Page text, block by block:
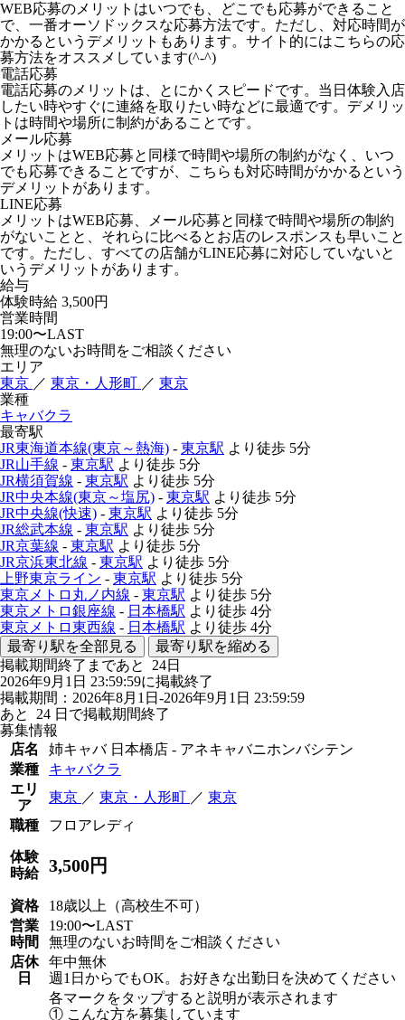
WEB応募のメリットはいつでも、どこでも応募ができること
で、一番オーソドックスな応募方法です。ただし、対応時間が
かかるというデメリットもあります。サイト的にはこちらの応
募方法をオススメしています(^-^)
電話応募
電話応募のメリットは、とにかくスピードです。当日体験入店
したい時やすぐに連絡を取りたい時などに最適です。デメリッ
トは時間や場所に制約があることです。
メール応募
メリットはWEB応募と同様で時間や場所の制約がなく、いつ
でも応募できることですが、こちらも対応時間がかかるという
デメリットがあります。
LINE応募
メリットはWEB応募、メール応募と同様で時間や場所の制約
がないことと、それらに比べるとお店のレスポンスも早いこと
です。ただし、すべての店舗がLINE応募に対応していないと
いうデメリットがあります。
給与
体験時給 3,500円
営業時間
19:00〜LAST
無理のないお時間をご相談ください
エリア
東京 ／ 東京・人形町 ／ 東京
業種
キャバクラ
最寄駅
JR東海道本線(東京～熱海) - 東京駅 より徒歩 5分
JR山手線 - 東京駅 より徒歩 5分
JR横須賀線 - 東京駅 より徒歩 5分
JR中央本線(東京～塩尻) - 東京駅 より徒歩 5分
JR中央線(快速) - 東京駅 より徒歩 5分
JR総武本線 - 東京駅 より徒歩 5分
JR京葉線 - 東京駅 より徒歩 5分
JR京浜東北線 - 東京駅 より徒歩 5分
上野東京ライン - 東京駅 より徒歩 5分
東京メトロ丸ノ内線 - 東京駅 より徒歩 5分
東京メトロ銀座線 - 日本橋駅 より徒歩 4分
東京メトロ東西線 - 日本橋駅 より徒歩 4分
最寄り駅を全部見る
最寄り駅を縮める
掲載期間終了まであと 24日
2026年9月1日 23:59:59に掲載終了
掲載期間：2026年8月1日-2026年9月1日 23:59:59
あと 24 日で掲載期間終了
募集情報
店名
姉キャバ 日本橋店 - アネキャバニホンバシテン
業種
キャバクラ
エリ
ア
東京 ／ 東京・人形町 ／ 東京
職種
フロアレディ
体験
時給
3,500円
資格
18歳以上（高校生不可）
営業
時間
19:00〜LAST
無理のないお時間をご相談ください
店休
日
年中無休
週1日からでもOK。お好きな出勤日を決めてください
各マークをタップすると説明が表示されます
① こんな方を募集しています